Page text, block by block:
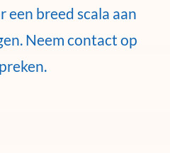
een breed scala aan
Neem contact op